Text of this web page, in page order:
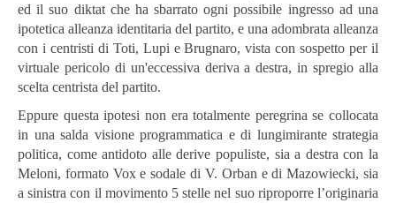
ed il suo diktat che ha sbarrato ogni possibile ingresso ad una
ipotetica alleanza identitaria del partito, e una adombrata alleanza
con i centristi di Toti, Lupi e Brugnaro, vista con sospetto per il
virtuale pericolo di un'eccessiva deriva a destra, in spregio alla
scelta centrista del partito.
Eppure questa ipotesi non era totalmente peregrina se collocata
in una salda visione programmatica e di lungimirante strategia
politica, come antidoto alle derive populiste, sia a destra con la
Meloni, formato Vox e sodale di V. Orban e di Mazowiecki, sia
a sinistra con il movimento 5 stelle nel suo riproporre l’originaria